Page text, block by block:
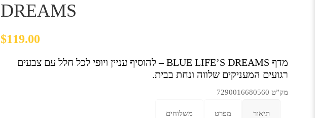
DREAMS
$119.00
מדף BLUE LIFE’S DREAMS – להוסיף עניין ויופי לכל חלל עם צבעים
רגועים המעניקים שלווה ונחת בבית.
מק”ט 7290016680560
תיאור מפרט משלוחים